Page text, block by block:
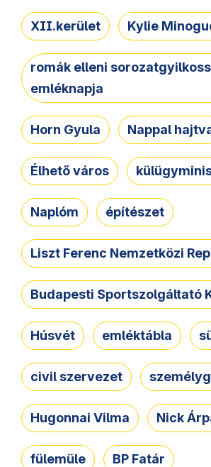
XII.kerület Kylie
romák elleni
emléknapja
Horn Gyula Nappal
Élhető város
Naplóm építészet
Liszt Ferenc Nemzetközi
Budapesti Sportszolgáltató
Húsvét emléktábla
civil szervezet
Hugonnai Vilma Nick
fülemüle BP Fatár